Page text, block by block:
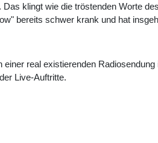
klingt wie die tröstenden Worte
bereits schwer krank und hat
real existierenden
Live-Auftritte.